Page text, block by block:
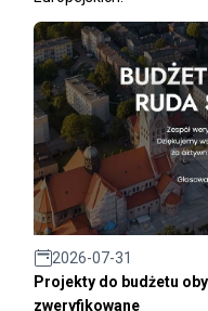
2026-07-31
Projekty do budżetu
zweryfikowane